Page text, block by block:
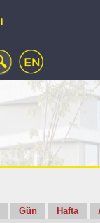
Gün Hafta